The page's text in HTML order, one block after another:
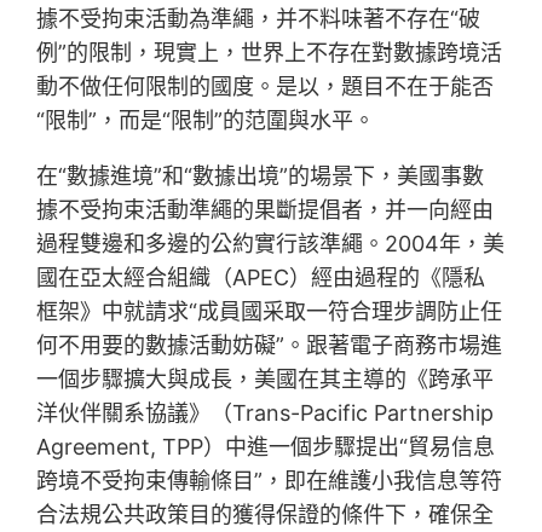
據不受拘束活動為準繩，并不料味著不存在“破
例”的限制，現實上，世界上不存在對數據跨境活
動不做任何限制的國度。是以，題目不在于能否
“限制”，而是“限制”的范圍與水平。
在“數據進境”和“數據出境”的場景下，美國事數
據不受拘束活動準繩的果斷提倡者，并一向經由
過程雙邊和多邊的公約實行該準繩。2004年，美
國在亞太經合組織（APEC）經由過程的《隱私
框架》中就請求“成員國采取一符合理步調防止任
何不用要的數據活動妨礙”。跟著電子商務市場進
一個步驟擴大與成長，美國在其主導的《跨承平
洋伙伴關系協議》（Trans-Pacific Partnership
Agreement, TPP）中進一個步驟提出“貿易信息
跨境不受拘束傳輸條目”，即在維護小我信息等符
合法規公共政策目的獲得保證的條件下，確保全